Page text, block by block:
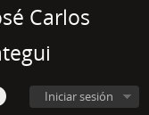
Carlos
Iniciar sesión